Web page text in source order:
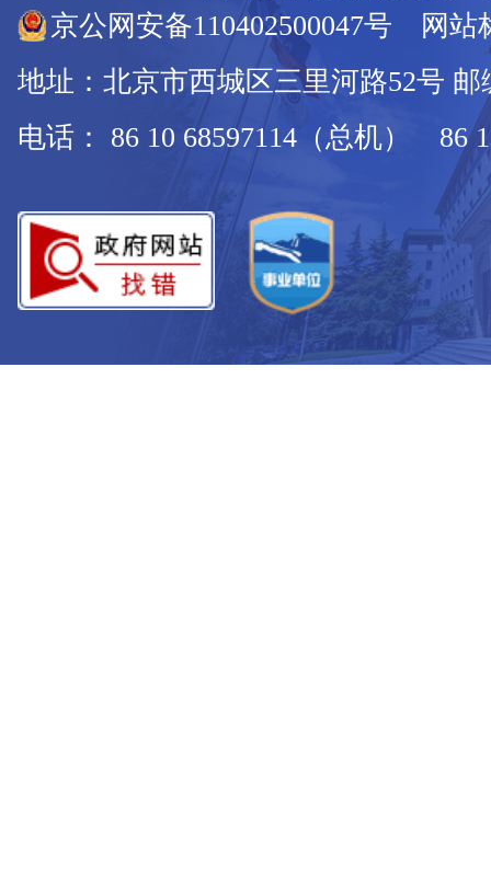
京公网安备110402500047号 网站
地址：北京市西城区三里河路52号 邮
电话： 86 10 68597114（总机） 86